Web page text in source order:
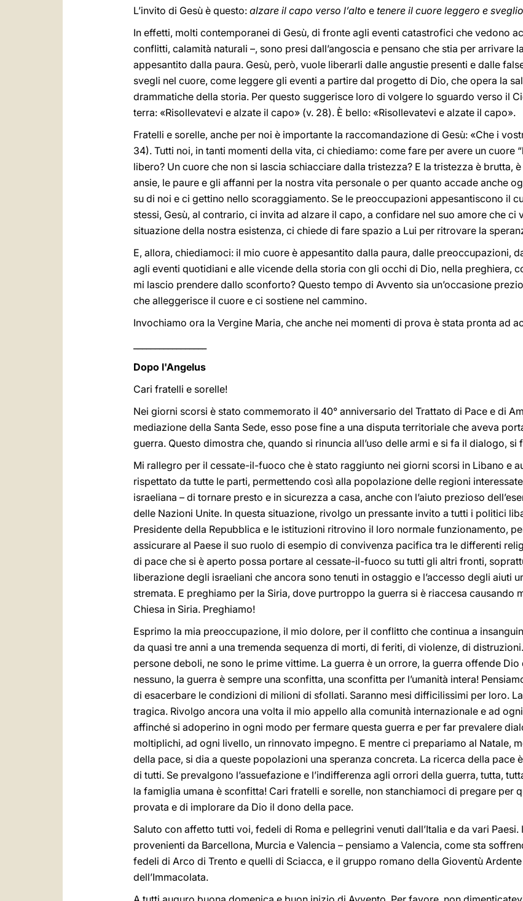
L’invito di Gesù è questo: alzare il capo verso l’alto e tenere il cuore leggero e sveglio
In effetti, molti contemporanei di Gesù, di fronte agli eventi catastrofici che vedono
conflitti, calamità naturali –, sono presi dall’angoscia e pensano che stia per arrivare
appesantito dalla paura. Gesù, però, vuole liberarli dalle angustie presenti e dalle
svegli nel cuore, come leggere gli eventi a partire dal progetto di Dio, che opera la
drammatiche della storia. Per questo suggerisce loro di volgere lo sguardo verso il
terra: «Risollevatevi e alzate il capo» (v. 28). È bello: «Risollevatevi e alzate il capo».
Fratelli e sorelle, anche per noi è importante la raccomandazione di Gesù: «Che i
34). Tutti noi, in tanti momenti della vita, ci chiediamo: come fare per avere un cuore
libero? Un cuore che non si lascia schiacciare dalla tristezza? E la tristezza è brutta,
ansie, le paure e gli affanni per la nostra vita personale o per quanto accade anche
su di noi e ci gettino nello scoraggiamento. Se le preoccupazioni appesantiscono il
stessi, Gesù, al contrario, ci invita ad alzare il capo, a confidare nel suo amore che ci
situazione della nostra esistenza, ci chiede di fare spazio a Lui per ritrovare la
E, allora, chiediamoci: il mio cuore è appesantito dalla paura, dalle preoccupazioni,
agli eventi quotidiani e alle vicende della storia con gli occhi di Dio, nella preghiera,
mi lascio prendere dallo sconforto? Questo tempo di Avvento sia un’occasione
che alleggerisce il cuore e ci sostiene nel cammino.
Invochiamo ora la Vergine Maria, che anche nei momenti di prova è stata pronta ad
Dopo l'Angelus
Cari fratelli e sorelle!
Nei giorni scorsi è stato commemorato il 40° anniversario del Trattato di Pace e di
mediazione della Santa Sede, esso pose fine a una disputa territoriale che aveva
guerra. Questo dimostra che, quando si rinuncia all’uso delle armi e si fa il dialogo, si
Mi rallegro per il cessate-il-fuoco che è stato raggiunto nei giorni scorsi in Libano e
rispettato da tutte le parti, permettendo così alla popolazione delle regioni
israeliana – di tornare presto e in sicurezza a casa, anche con l’aiuto prezioso
delle Nazioni Unite. In questa situazione, rivolgo un pressante invito a tutti i politici
Presidente della Repubblica e le istituzioni ritrovino il loro normale funzionamento,
assicurare al Paese il suo ruolo di esempio di convivenza pacifica tra le differenti
di pace che si è aperto possa portare al cessate-il-fuoco su tutti gli altri fronti,
liberazione degli israeliani che ancora sono tenuti in ostaggio e l’accesso degli aiuti
stremata. E preghiamo per la Siria, dove purtroppo la guerra si è riaccesa causando
Chiesa in Siria. Preghiamo!
Esprimo la mia preoccupazione, il mio dolore, per il conflitto che continua a
da quasi tre anni a una tremenda sequenza di morti, di feriti, di violenze, di
persone deboli, ne sono le prime vittime. La guerra è un orrore, la guerra offende Dio
nessuno, la guerra è sempre una sconfitta, una sconfitta per l’umanità intera!
di esacerbare le condizioni di milioni di sfollati. Saranno mesi difficilissimi per loro.
tragica. Rivolgo ancora una volta il mio appello alla comunità internazionale e ad
affinché si adoperino in ogni modo per fermare questa guerra e per far prevalere
moltiplichi, ad ogni livello, un rinnovato impegno. E mentre ci prepariamo al Natale,
della pace, si dia a queste popolazioni una speranza concreta. La ricerca della pace
di tutti. Se prevalgono l’assuefazione e l’indifferenza agli orrori della guerra, tutta,
la famiglia umana è sconfitta! Cari fratelli e sorelle, non stanchiamoci di pregare per
provata e di implorare da Dio il dono della pace.
Saluto con affetto tutti voi, fedeli di Roma e pellegrini venuti dall’Italia e da vari
provenienti da Barcellona, Murcia e Valencia – pensiamo a Valencia, come sta
fedeli di Arco di Trento e quelli di Sciacca, e il gruppo romano della Gioventù
dell’Immacolata.